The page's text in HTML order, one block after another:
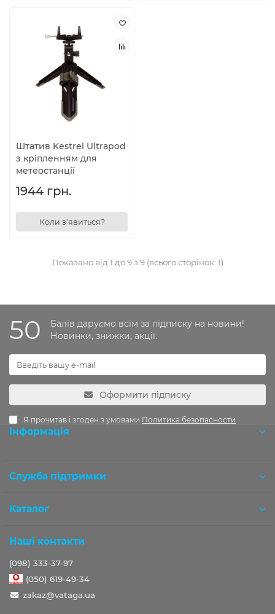
Штатив Kestrel Ultrapod
з кріпленням для
метеостанції
1944 грн.
Коли з'явиться?
Показано від 1 до 9 з 9 (всього сторінок: 1)
50
Балів даруємо всім за підписку на новини!
Новинки, знижки, акції.
Оформити підписку
Я прочитав і згоден з умовами Политика безопасности
Інформація
Служба підтримки
Каталог
Наші контакти
(098) 333-37-97
(050) 619-49-34
zakaz@vataga.ua